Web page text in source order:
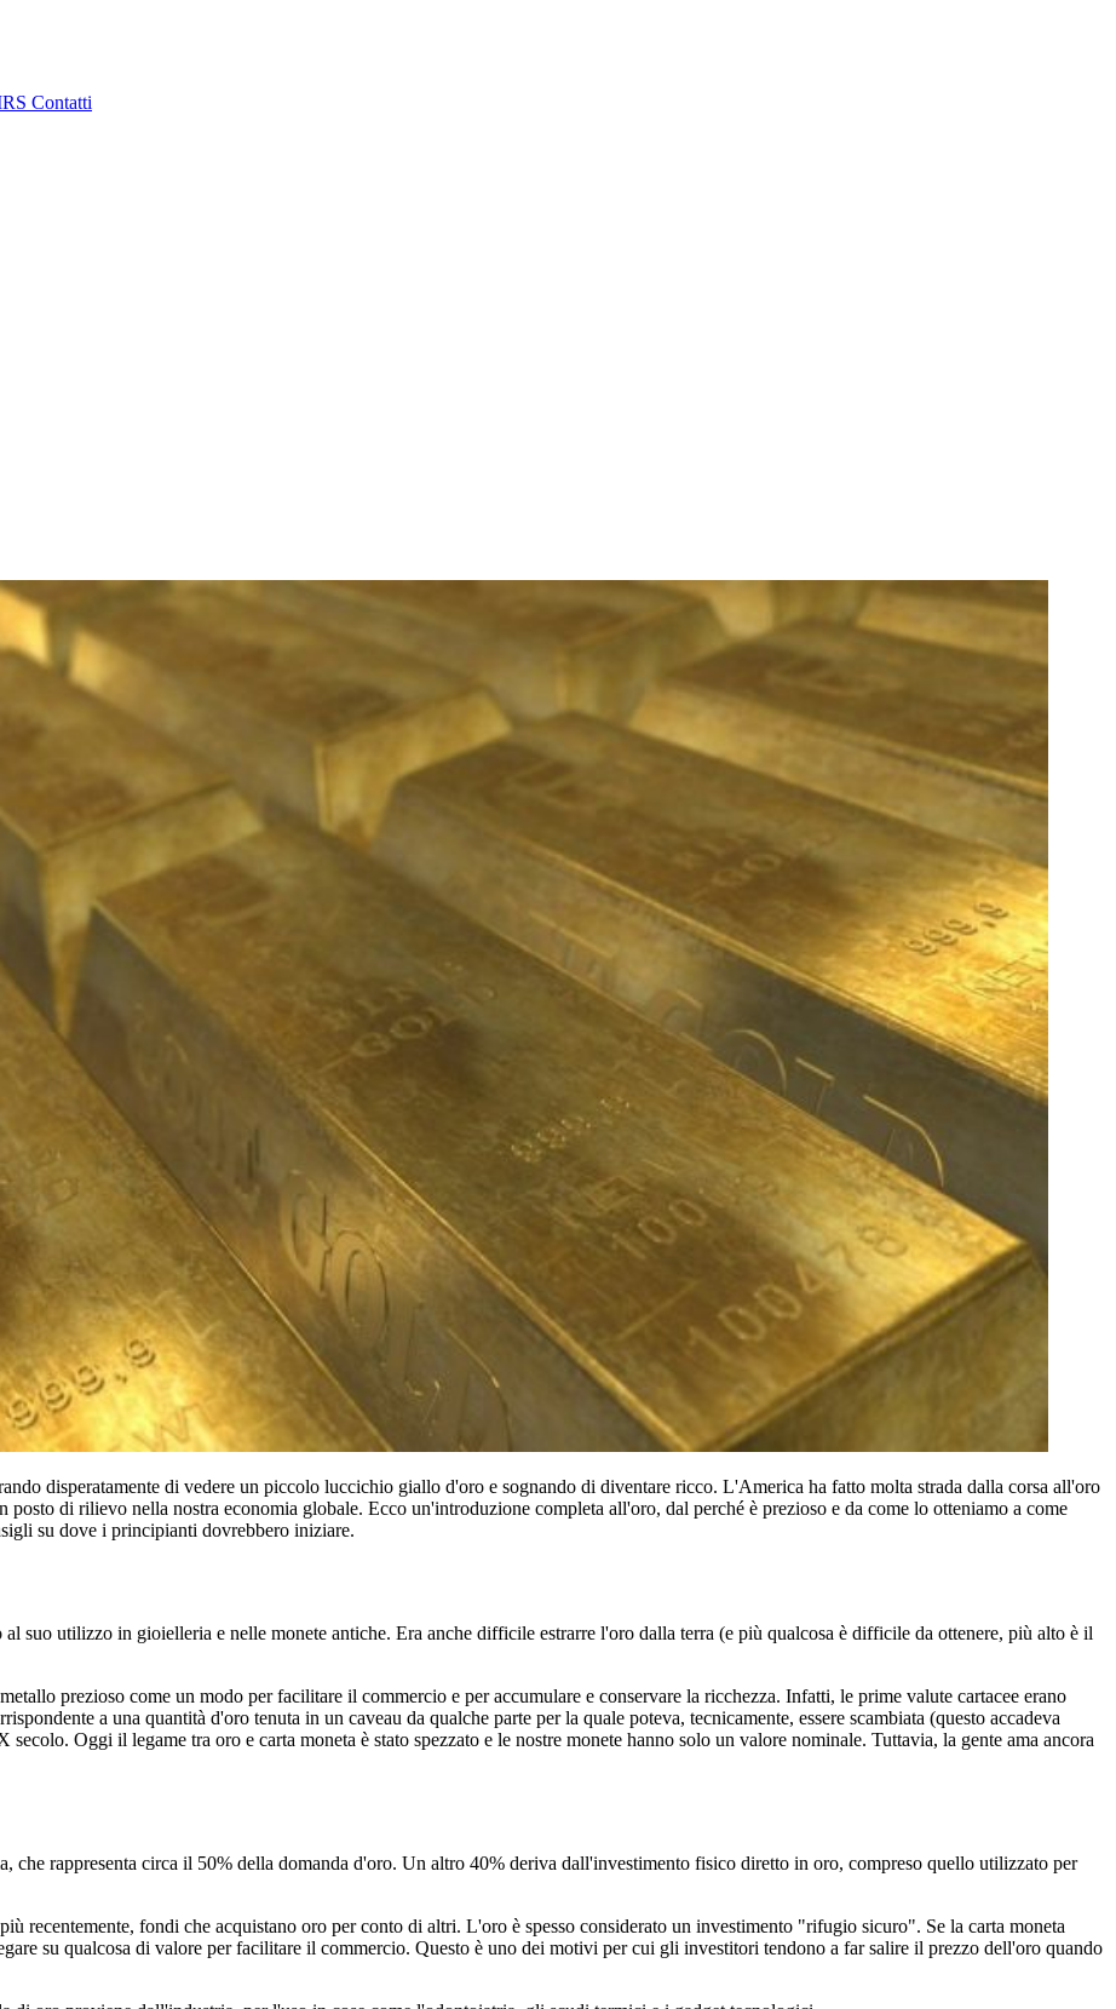
Contatti
disperatamente di vedere un piccolo luccichio giallo d'oro e sognando di diventare ricco. L'America ha fatto molta strada dalla corsa all'oro
di rilievo nella nostra economia globale. Ecco un'introduzione completa all'oro, dal perché è prezioso e da come lo otteniamo a come
su dove i principianti dovrebbero iniziare.
suo utilizzo in gioielleria e nelle monete antiche. Era anche difficile estrarre l'oro dalla terra (e più qualcosa è difficile da ottenere, più alto è il
prezioso come un modo per facilitare il commercio e per accumulare e conservare la ricchezza. Infatti, le prime valute cartacee erano
a una quantità d'oro tenuta in un caveau da qualche parte per la quale poteva, tecnicamente, essere scambiata (questo accadeva
Oggi il legame tra oro e carta moneta è stato spezzato e le nostre monete hanno solo un valore nominale. Tuttavia, la gente ama ancora
che rappresenta circa il 50% della domanda d'oro. Un altro 40% deriva dall'investimento fisico diretto in oro, compreso quello utilizzato per
recentemente, fondi che acquistano oro per conto di altri. L'oro è spesso considerato un investimento "rifugio sicuro". Se la carta moneta
su qualcosa di valore per facilitare il commercio. Questo è uno dei motivi per cui gli investitori tendono a far salire il prezzo dell'oro quando